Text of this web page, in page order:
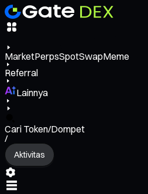
MarketPerpsSpotSwapMeme
Referral
Lainnya
Cari Token/Dompet
/
Aktivitas